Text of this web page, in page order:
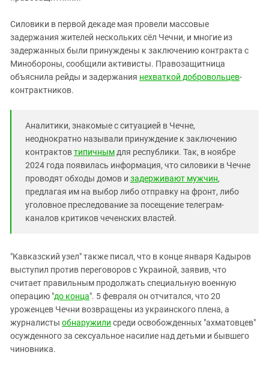
Силовики в первой декаде мая провели массовые
задержания жителей нескольких сёл Чечни, и многие из
задержанных были принуждены к заключению контракта с
Минобороны, сообщили активисты. Правозащитница
объяснила рейды и задержания нехваткой добровольцев-
контрактников.
Аналитики, знакомые с ситуацией в Чечне,
неоднократно называли принуждение к заключению
контрактовтипичнымдля республики. Так, в ноябре
2024 года появилась информация, что силовики в Чечне
проводят обходы домов и задерживают мужчин,
предлагая им на выбор либо отправку на фронт, либо
уголовное преследование за посещение телеграм-
каналов критиков чеченских властей.
"Кавказский узел" также писал, что в конце января Кадыров
выступил против переговоров с Украиной, заявив, что
считает правильным продолжать специальную военную
операцию "до конца". 5 февраля он отчитался, что 20
уроженцев Чечни возвращены из украинского плена, а
журналисты обнаружили среди освобожденных "ахматовцев"
осужденного за сексуальное насилие над детьми и бывшего
чиновника.